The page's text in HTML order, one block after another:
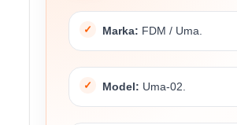
Marka: FDM / Uma.
Model: Uma-02.